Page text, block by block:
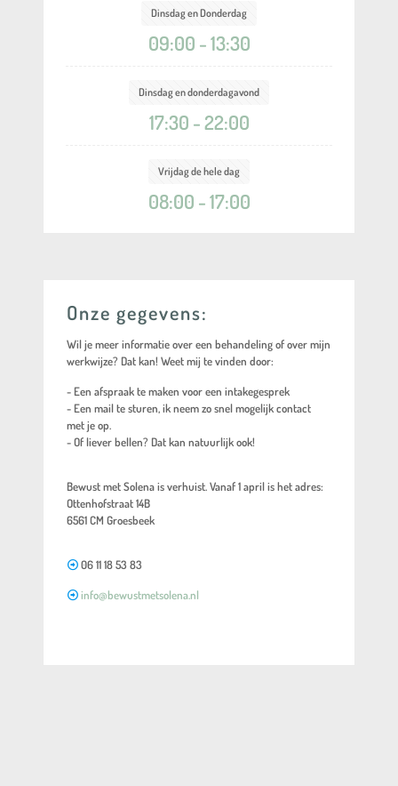
Dinsdag en Donderdag
09:00 - 13:30
Dinsdag en donderdagavond
17:30 - 22:00
Vrijdag de hele dag
08:00 - 17:00
Onze gegevens:
Wil je meer informatie over een behandeling of over mijn
werkwijze? Dat kan! Weet mij te vinden door:
- Een afspraak te maken voor een intakegesprek
- Een mail te sturen, ik neem zo snel mogelijk contact
met je op.
- Of liever bellen? Dat kan natuurlijk ook!
Bewust met Solena is verhuist. Vanaf 1 april is het adres:
Ottenhofstraat 14B
6561 CM Groesbeek
06 11 18 53 83
info@bewustmetsolena.nl